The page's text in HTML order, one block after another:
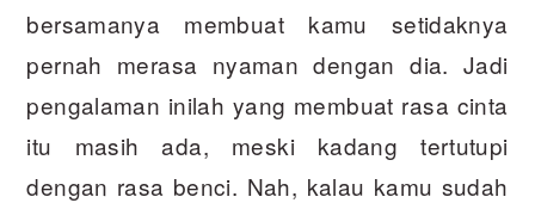
bersamanya membuat kamu setidaknya
pernah merasa nyaman dengan dia. Jadi
pengalaman inilah yang membuat rasa cinta
itu masih ada, meski kadang tertutupi
dengan rasa benci. Nah, kalau kamu sudah